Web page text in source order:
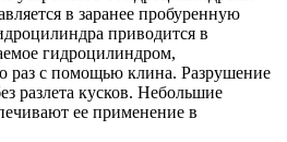
в заранее пробуренную
приводится в
гидроцилиндром,
раз с помощью клина. Разрушение
разлета кусков. Небольшие
ее применение в